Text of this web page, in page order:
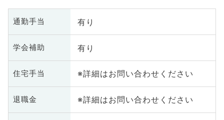
通勤手当 有り
学会補助 有り
住宅手当 ※詳細はお問い合わせください
退職金 ※詳細はお問い合わせください